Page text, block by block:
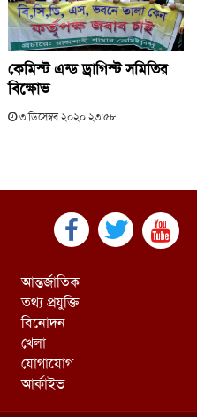
কেমিস্ট এন্ড ড্রাগিস্ট সমিতির
বিক্ষোভ
৩ ডিসেম্বর ২০২০ ২৩:৫৮
আন্তর্জাতিক
তথ্য প্রযুক্তি
বিনোদন
খেলা
যোগাযোগ
আর্কাইভ